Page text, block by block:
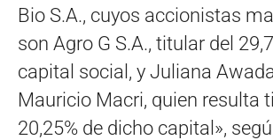
Bio S.A., cuyos accionistas
son Agro G S.A., titular del
capital social, y Juliana
Mauricio Macri, quien resulta
20,25% de dicho capital»,